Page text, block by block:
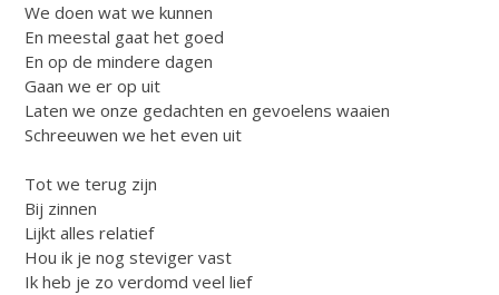
We doen wat we kunnen
En meestal gaat het goed
En op de mindere dagen
Gaan we er op uit
Laten we onze gedachten en gevoelens waaien
Schreeuwen we het even uit
Tot we terug zijn
Bij zinnen
Lijkt alles relatief
Hou ik je nog steviger vast
Ik heb je zo verdomd veel lief